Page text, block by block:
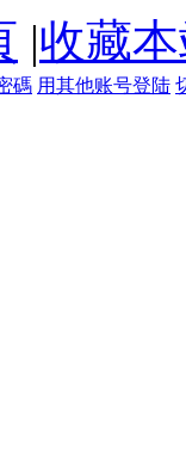
|收藏
碼 用其他账号登陆